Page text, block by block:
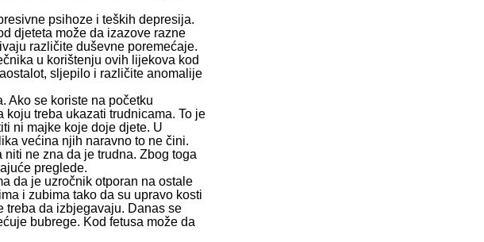
psihoze i teških depresija.
djeteta može da izazove razne
različite duševne poremećaje.
u korištenju ovih lijekova kod
sljepilo i različite anomalije
Ako se koriste na početku
treba ukazati trudnicama. To je
ni majke koje doje djete. U
većina njih naravno to ne čini.
ne zna da je trudna. Zbog toga
preglede.
da je uzročnik otporan na ostale
i zubima tako da su upravo kosti
treba da izbjegavaju. Danas se
bubrege. Kod fetusa može da